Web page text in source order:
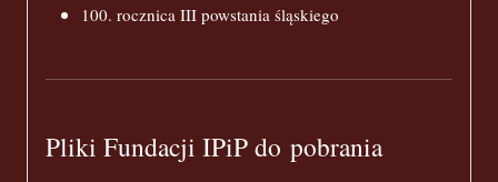
100. rocznica III powstania śląskiego
Pliki Fundacji IPiP do pobrania